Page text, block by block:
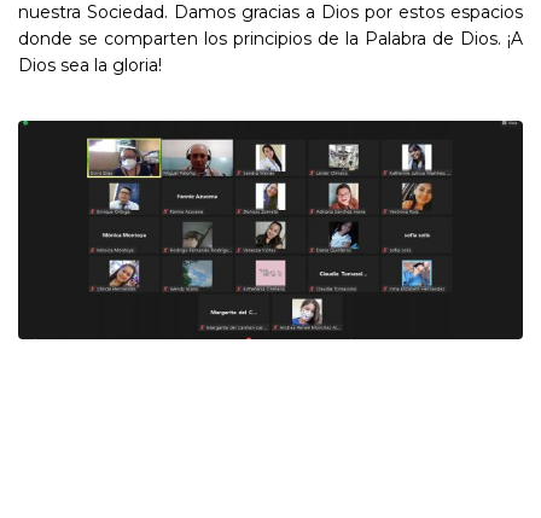
nuestra Sociedad. Damos gracias a Dios por estos espacios
donde se comparten los principios de la Palabra de Dios. ¡A
Dios sea la gloria!